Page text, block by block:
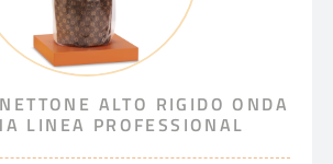
ALTO RIGIDO ONDA
LINEA PROFESSIONAL